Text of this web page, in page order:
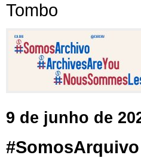
Tombo
9 de junho de
#SomosArquivo